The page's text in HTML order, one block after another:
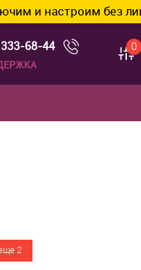
настроим без лишних
68-44 0
2